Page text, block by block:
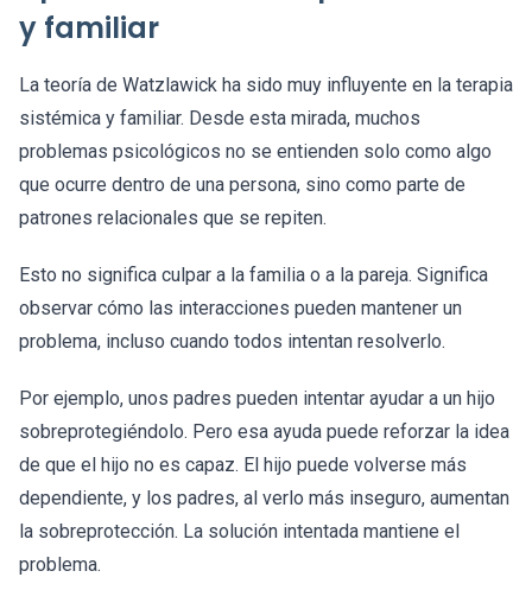
y familiar
La teoría de Watzlawick ha sido muy influyente en la terapia
sistémica y familiar. Desde esta mirada, muchos
problemas psicológicos no se entienden solo como algo
que ocurre dentro de una persona, sino como parte de
patrones relacionales que se repiten.
Esto no significa culpar a la familia o a la pareja. Significa
observar cómo las interacciones pueden mantener un
problema, incluso cuando todos intentan resolverlo.
Por ejemplo, unos padres pueden intentar ayudar a un hijo
sobreprotegiéndolo. Pero esa ayuda puede reforzar la idea
de que el hijo no es capaz. El hijo puede volverse más
dependiente, y los padres, al verlo más inseguro, aumentan
la sobreprotección. La solución intentada mantiene el
problema.